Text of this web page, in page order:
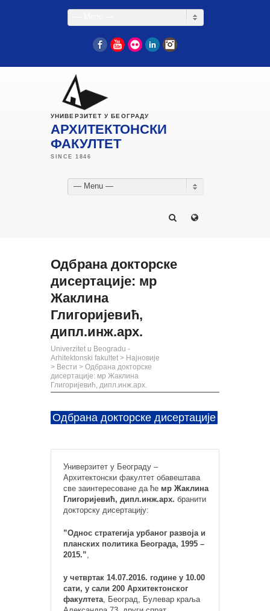
FacebookYouTube
Flickr LinkedIn
УНИВЕРЗИТЕТ У БЕОГРАДУ
АРХИТЕКТОНСКИ
ФАКУЛТЕТ
— Menu —
Одбрана докторске
дисертације: мр
Жаклина
Глигоријевић,
дипл.инж.арх.
Univerzitet u Beogradu -
Arhitektonski fakultet > Најновије
> Вести > Одбрана докторске
дисертације: мр Жаклина
Глигоријевић, дипл.инж.арх.
Одбрана докторске дисертације
Универзитет у Београду –
Архитектонски факултет обавештава
све заинтересоване да ће мр Жаклина
Глигоријевић, дипл.инж.арх. бранити
докторску дисертацију:
”Однос стратегија урбаног развоја и
планских политика Београда, 1995 –
2015.”,
у четвртак 14.07.2016. године у 10.00
сати, у сали 200 Архитектонског
факултета, Београд, Булевар краља